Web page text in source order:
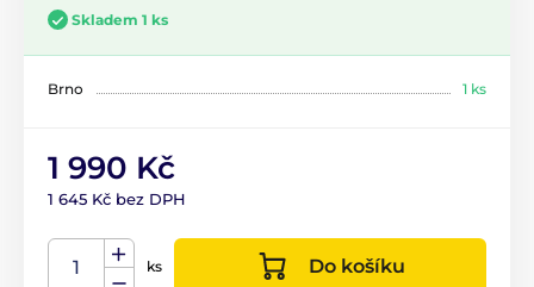
Skladem 1 ks
Brno 1 ks
1 990 Kč
1 645 Kč bez DPH
ks Do košíku